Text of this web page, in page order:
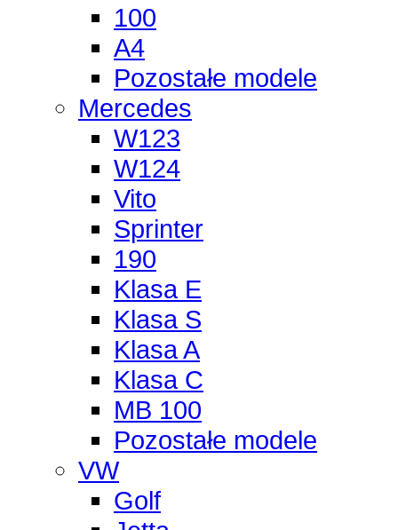
100
A4
Pozostałe modele
Mercedes
W123
W124
Vito
Sprinter
190
Klasa E
Klasa S
Klasa A
Klasa C
MB 100
Pozostałe modele
VW
Golf